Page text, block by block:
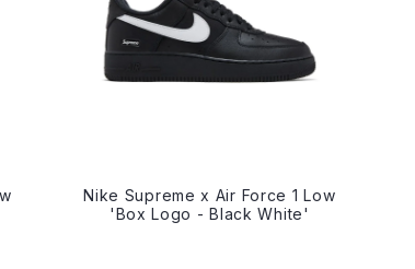
Nike Supreme x Air Force 1 Low
'Box Logo - Black White'